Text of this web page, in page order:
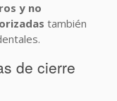
y no
también
de cierre